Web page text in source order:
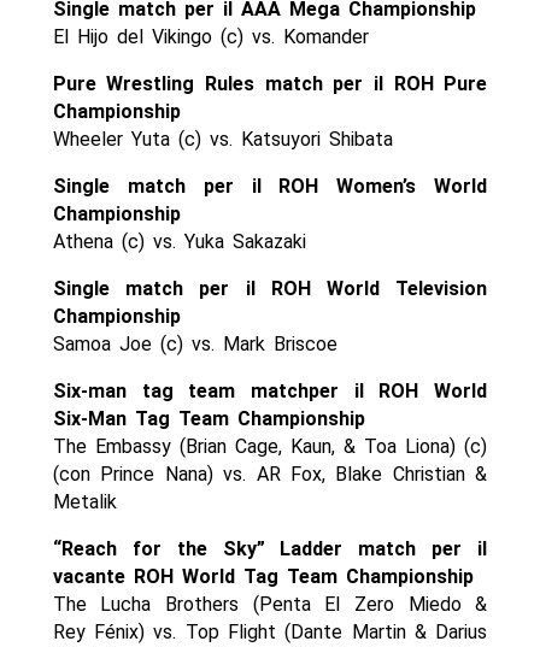
Single match per il AAA Mega Championship
El Hijo del Vikingo (c) vs. Komander
Pure Wrestling Rules match per il ROH Pure
Championship
Wheeler Yuta (c) vs. Katsuyori Shibata
Single match per il ROH Women’s World
Championship
Athena (c) vs. Yuka Sakazaki
Single match per il ROH World Television
Championship
Samoa Joe (c) vs. Mark Briscoe
Six-man tag team matchper il ROH World
Six-Man Tag Team Championship
The Embassy (Brian Cage, Kaun, & Toa Liona) (c)
(con Prince Nana) vs. AR Fox, Blake Christian &
Metalik
“Reach for the Sky” Ladder match per il
vacante ROH World Tag Team Championship
The Lucha Brothers (Penta El Zero Miedo &
Rey Fénix) vs. Top Flight (Dante Martin & Darius